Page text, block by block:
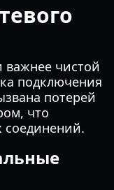
важнее чистой
подключения
потерей
что
соединений.